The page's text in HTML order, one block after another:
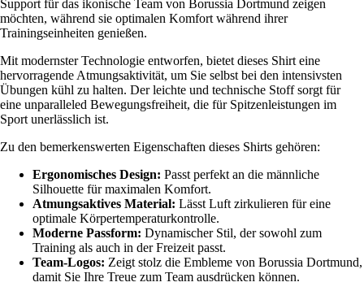
Support für das ikonische Team von Borussia Dortmund zeigen
möchten, während sie optimalen Komfort während ihrer
Trainingseinheiten genießen.
Mit modernster Technologie entworfen, bietet dieses Shirt eine
hervorragende Atmungsaktivität, um Sie selbst bei den intensivsten
Übungen kühl zu halten. Der leichte und technische Stoff sorgt für
eine unparalleled Bewegungsfreiheit, die für Spitzenleistungen im
Sport unerlässlich ist.
Zu den bemerkenswerten Eigenschaften dieses Shirts gehören:
Ergonomisches Design: Passt perfekt an die männliche
Silhouette für maximalen Komfort.
Atmungsaktives Material: Lässt Luft zirkulieren für eine
optimale Körpertemperaturkontrolle.
Moderne Passform: Dynamischer Stil, der sowohl zum
Training als auch in der Freizeit passt.
Team-Logos: Zeigt stolz die Embleme von Borussia Dortmund,
damit Sie Ihre Treue zum Team ausdrücken können.